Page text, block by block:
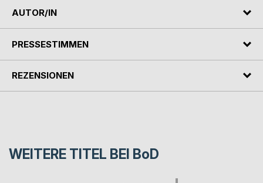
AUTOR/IN
PRESSESTIMMEN
REZENSIONEN
WEITERE TITEL BEI BoD